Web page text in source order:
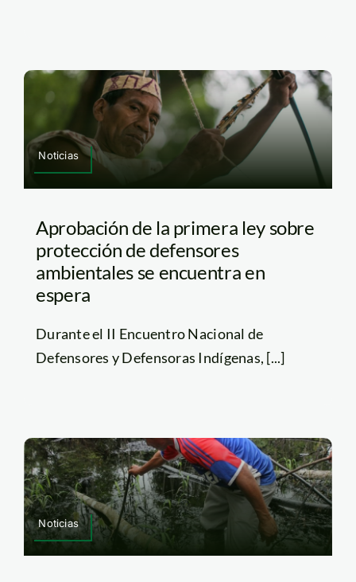
Noticias
Aprobación de la primera ley sobre
protección de defensores
ambientales se encuentra en
espera
Durante el II Encuentro Nacional de
Defensores y Defensoras Indígenas, [...]
Noticias